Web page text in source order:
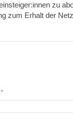
zu
zum Erhalt der
*